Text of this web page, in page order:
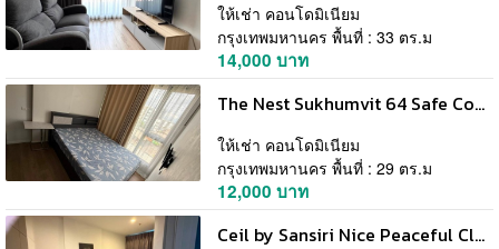
ให้เช่า คอนโดมิเนียม
กรุงเทพมหานคร พื้นที่ : 33 ตร.ม
14,000 บาท
The Nest Sukhumvit 64 Safe Convenient 5th Floor BTS Punnawithi
ให้เช่า คอนโดมิเนียม
กรุงเทพมหานคร พื้นที่ : 29 ตร.ม
12,000 บาท
Ceil by Sansiri Nice Peaceful Clean 6th Floor BTS Ekkamai